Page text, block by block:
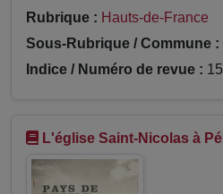
Rubrique : Hauts-de-France
Sous-Rubrique / Commune :
Indice / Numéro de revue : 15
L'église Saint-Nicolas à